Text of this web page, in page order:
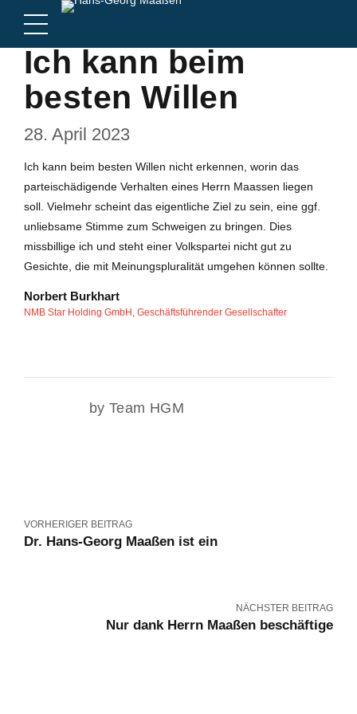
Ich kann beim
besten Willen
28. April 2023
Ich kann beim besten Willen nicht erkennen, worin das
parteischädigende Verhalten eines Herrn Maassen liegen
soll. Vielmehr scheint das eigentliche Ziel zu sein, eine ggf.
unliebsame Stimme zum Schweigen zu bringen. Dies
missbillige ich und steht einer Volkspartei nicht gut zu
Gesichte, die mit Meinungspluralität umgehen können sollte.
Norbert Burkhart
NMB Star Holding GmbH, Geschäftsführender Gesellschafter
by Team HGM
VORHERIGER BEITRAG
Dr. Hans-Georg Maaßen ist ein
NÄCHSTER BEITRAG
Nur dank Herrn Maaßen beschäftige